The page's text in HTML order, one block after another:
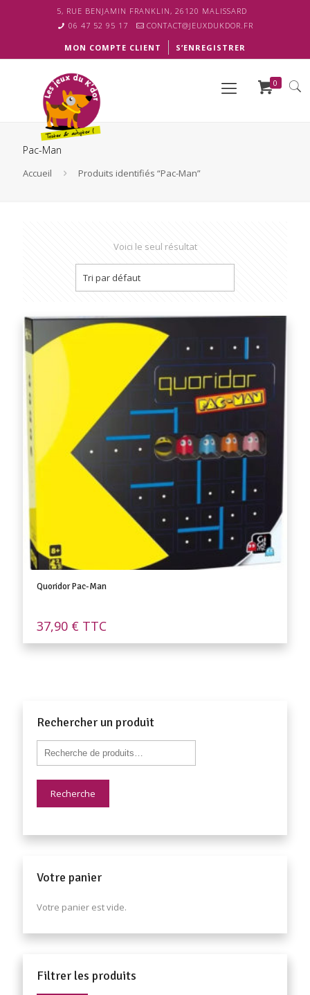
5, RUE BENJAMIN FRANKLIN, 26120 MALISSARD
06 47 52 95 17
CONTACT@JEUXDUKDOR.FR
MON COMPTE CLIENT S’ENREGISTRER
0
Pac-Man
Accueil Produits identifiés “Pac-Man”
Voici le seul résultat
Quoridor Pac-Man
37,90 € TTC
Rechercher un produit
Recherche
Votre panier
Votre panier est vide.
Filtrer les produits